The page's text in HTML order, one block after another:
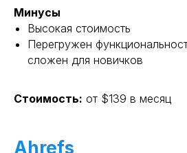
Минусы
Высокая стоимость
Перегружен
сложен для новичков
Стоимость: от $139 в месяц
Ahrefs